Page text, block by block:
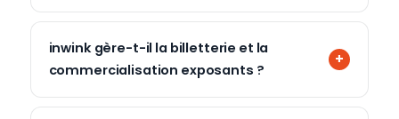
inwink gère-t-il la billetterie et la
commercialisation exposants ?